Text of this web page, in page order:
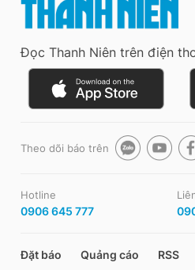
Đọc Thanh Niên trên điện
Theo dõi báo trên
Hotline
0906 645 777
Đặt báo Quảng cáo RSS